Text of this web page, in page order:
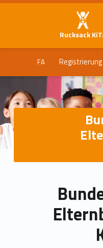
Rucksack
Registrierung
FA